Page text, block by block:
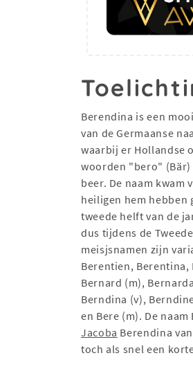
Berendina is een
van de Germaanse
waarbij er Hollandse
woorden "bero" (Bär)
beer. De naam kwam
heiligen hem hebben
tweede helft van de
dus tijdens de
meisjsnamen zijn
Berentien, Berentina,
Bernard (m),
Berndina (v),
en Bere (m). De
Jacoba Berendina
toch als snel een